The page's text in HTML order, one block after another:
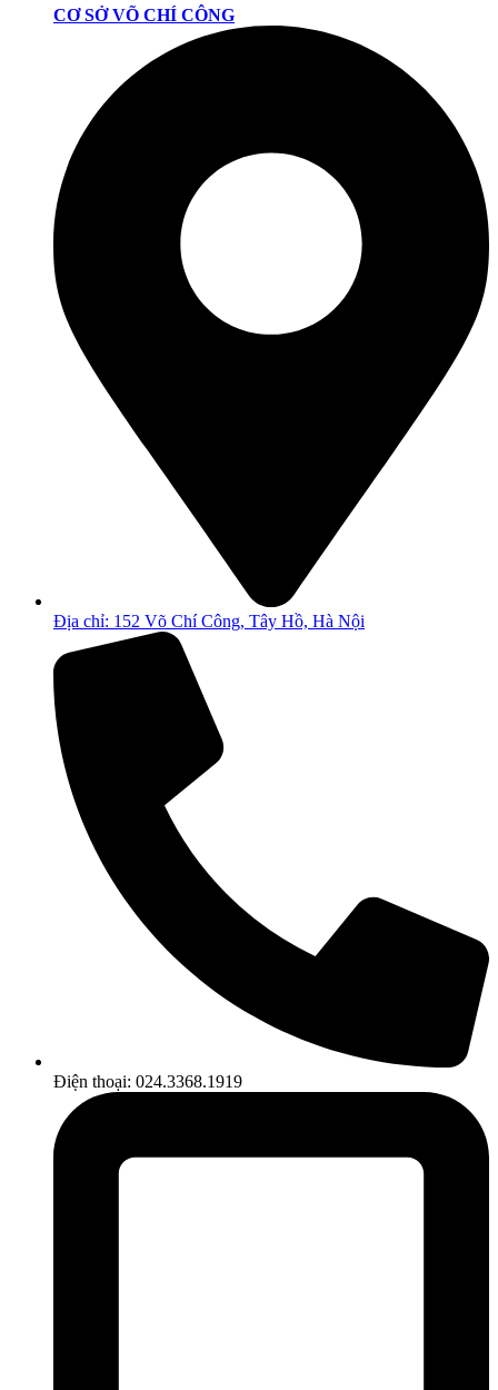
CƠ SỞ VÕ CHÍ CÔNG
Địa chỉ: 152 Võ Chí Công, Tây Hồ, Hà Nội
Điện thoại: 024.3368.1919